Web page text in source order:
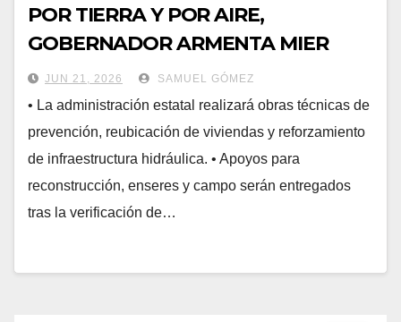
POR TIERRA Y POR AIRE,
GOBERNADOR ARMENTA MIER
RECORRE ZONA AFECTADA EN
CIUDAD SERDÁN
JUN 21, 2026 SAMUEL GÓMEZ
• La administración estatal realizará obras técnicas de
prevención, reubicación de viviendas y reforzamiento
de infraestructura hidráulica. • Apoyos para
reconstrucción, enseres y campo serán entregados
tras la verificación de…